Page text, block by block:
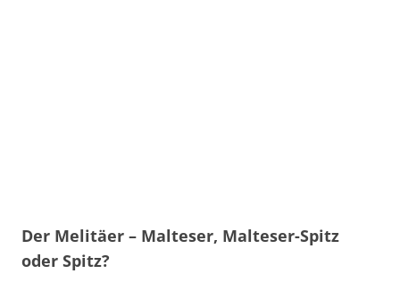
Der Melitäer – Malteser, Malteser-Spitz
oder Spitz?